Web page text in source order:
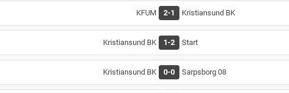
KFUM 2-1 Kristiansund BK
Kristiansund BK 1-2 Start
Kristiansund BK 0-0 Sarpsborg 08